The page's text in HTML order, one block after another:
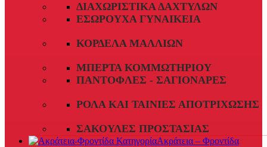
ΔΙΑΧΩΡΙΣΤΙΚΆ ΔΑΧΤΎΛΩΝ
ΕΣΏΡΟΥΧΑ ΓΥΝΑΙΚΕΊΑ
ΚΟΡΔΈΛΑ ΜΑΛΛΙΏΝ
ΜΠΈΡΤΑ ΚΟΜΜΩΤΗΡΊΟΥ
ΠΑΝΤΌΦΛΕΣ - ΣΑΓΙΟΝΆΡΕΣ
ΡΟΛΆ ΚΑΙ ΤΑΙΝΊΕΣ ΑΠΟΤΡΊΧΩΣΗΣ
ΣΑΚΟΎΛΕΣ ΠΡΟΣΤΑΣΊΑΣ
Ακράτεια – Φροντίδα